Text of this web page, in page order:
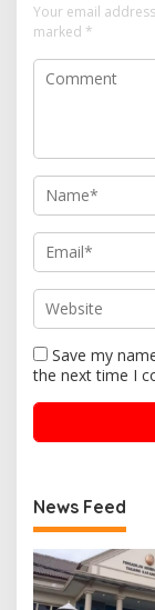
Your email
marked *
Save my
the next time I
News Feed